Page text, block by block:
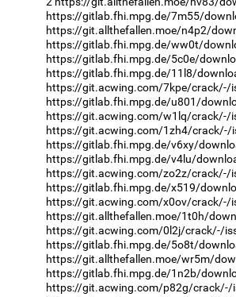
https://gitlab.fhi.mpg.de/7m55/
https://git.allthefallen.moe/n4p2/
https://gitlab.fhi.mpg.de/ww0t/
https://gitlab.fhi.mpg.de/5c0e/
https://gitlab.fhi.mpg.de/11l8/
https://git.acwing.com/7kpe/crack/-/
https://gitlab.fhi.mpg.de/u801/
https://git.acwing.com/w1lq/crack/-/
https://git.acwing.com/1zh4/crack/-/
https://gitlab.fhi.mpg.de/v6xy/
https://gitlab.fhi.mpg.de/v4lu/
https://git.acwing.com/zo2z/crack/-/
https://gitlab.fhi.mpg.de/x519/
https://git.acwing.com/x0ov/crack/-/
https://git.allthefallen.moe/1t0h/
https://git.acwing.com/0l2j/crack/-/
https://gitlab.fhi.mpg.de/5o8t/
https://git.allthefallen.moe/wr5m/
https://gitlab.fhi.mpg.de/1n2b/
https://git.acwing.com/p82g/crack/-/